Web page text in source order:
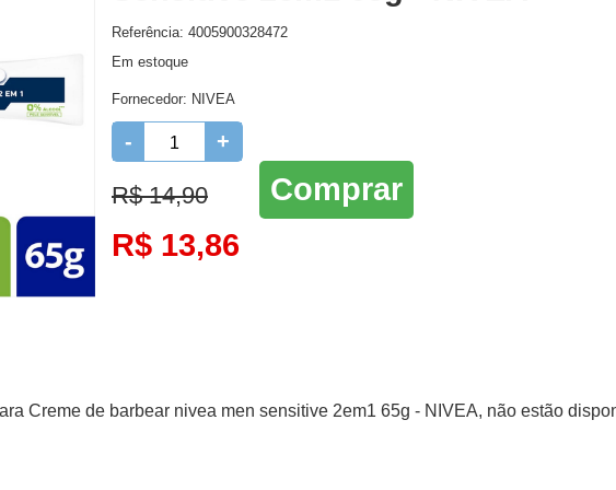
Higienie oral
Referência: 4005900328472
Em estoque
Fornecedor: NIVEA
- +
R$ 14,90
R$ 13,86
Comprar
Creme de barbear nivea men sensitive 2em1 65g - NIVEA, não estão